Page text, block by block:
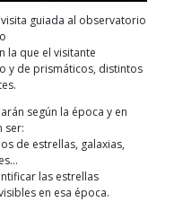
guiada al observatorio
la que el visitante
y de prismáticos, distintos
según la época y en
ser:
de estrellas, galaxias,
las estrellas
en esa época.